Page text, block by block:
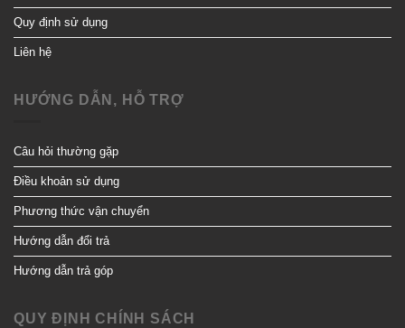
Quy định sử dụng
Liên hệ
HƯỚNG DẪN, HỖ TRỢ
Câu hỏi thường gặp
Điều khoản sử dụng
Phương thức vận chuyển
Hướng dẫn đổi trả
Hướng dẫn trả góp
QUY ĐỊNH CHÍNH SÁCH